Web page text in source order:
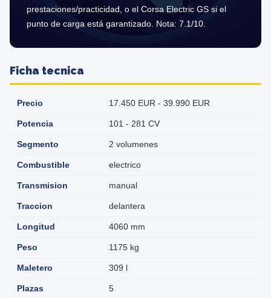
prestaciones/practicidad, o el Corsa Electric GS si el
punto de carga está garantizado. Nota: 7.1/10.
Ficha tecnica
Precio 17.450 EUR - 39.990 EUR
Potencia 101 - 281 CV
Segmento 2 volumenes
Combustible electrico
Transmision manual
Traccion delantera
Longitud 4060 mm
Peso 1175 kg
Maletero 309 l
Plazas 5